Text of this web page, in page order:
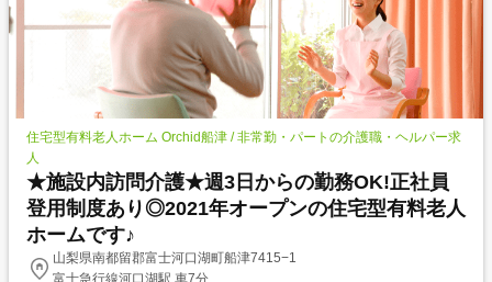
住宅型有料老人ホーム Orchid船津 / 非常勤・パートの介護職・ヘルパー求
人
★施設内訪問介護★週3日からの勤務OK!正社員
登用制度あり◎2021年オープンの住宅型有料老人
ホームです♪
山梨県南都留郡富士河口湖町船津7415−1